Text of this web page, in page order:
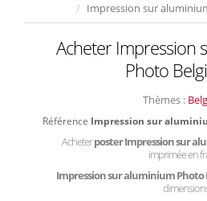
Impression sur
Acheter Impression
Photo
Thèmes :
Référence Impression sur
Acheterposter Impression sur
imprimée en
Impression sur aluminium Photo